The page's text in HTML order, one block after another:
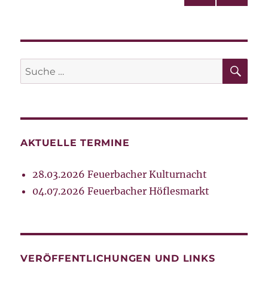
SEIT
E
E
Suche
nach:
AKTUELLE TERMINE
28.03.2026 Feuerbacher Kulturnacht
04.07.2026 Feuerbacher Höflesmarkt
VERÖFFENTLICHUNGEN UND LINKS